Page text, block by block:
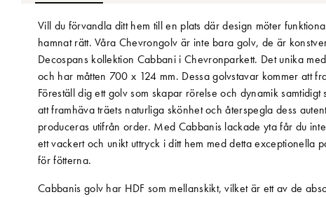
Vill du förvandla ditt hem till en plats där design möter
hamnat rätt. Våra Chevrongolv är inte bara golv, de är
Decospans kollektion Cabbani i Chevronparkett. Det unika
och har måtten 700 x 124 mm. Dessa golvstavar kommer att
Föreställ dig ett golv som skapar rörelse och dynamik
att framhäva träets naturliga skönhet och återspegla dess
produceras utifrån order. Med Cabbanis lackade yta får du
ett vackert och unikt uttryck i ditt hem med detta
för fötterna.
Cabbanis golv har HDF som mellanskikt, vilket är ett av de